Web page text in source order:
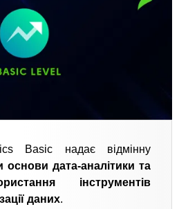
Basic надає відмінну
основи дата-аналітики та
інструментів
даних.